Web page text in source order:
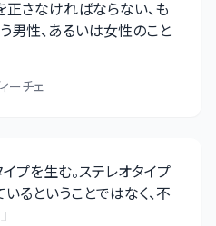
さなければならない、も
男性、あるいは女性のこと
ーチェ
プを生む。ステレオタイプ
るということではなく、不
」